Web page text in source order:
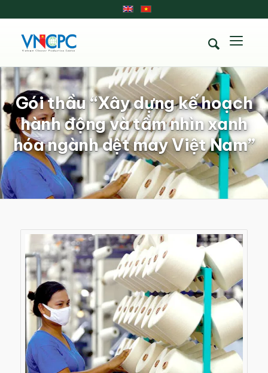
Gói thầu “Xây dựng kế hoạch
hành động và tầm nhìn xanh
hóa ngành dệt may Việt Nam”